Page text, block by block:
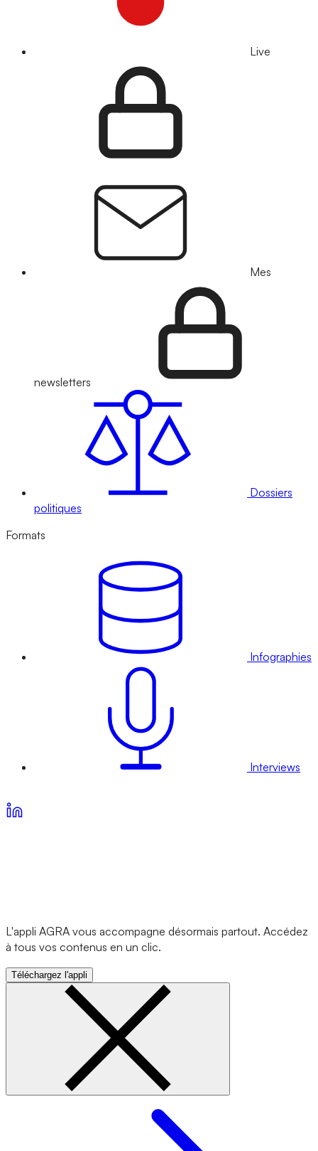
Live
Mes
newsletters
Dossiers
politiques
Formats
Infographies
Interviews
L'appli AGRA vous accompagne désormais partout. Accédez
à tous vos contenus en un clic.
Téléchargez l'appli